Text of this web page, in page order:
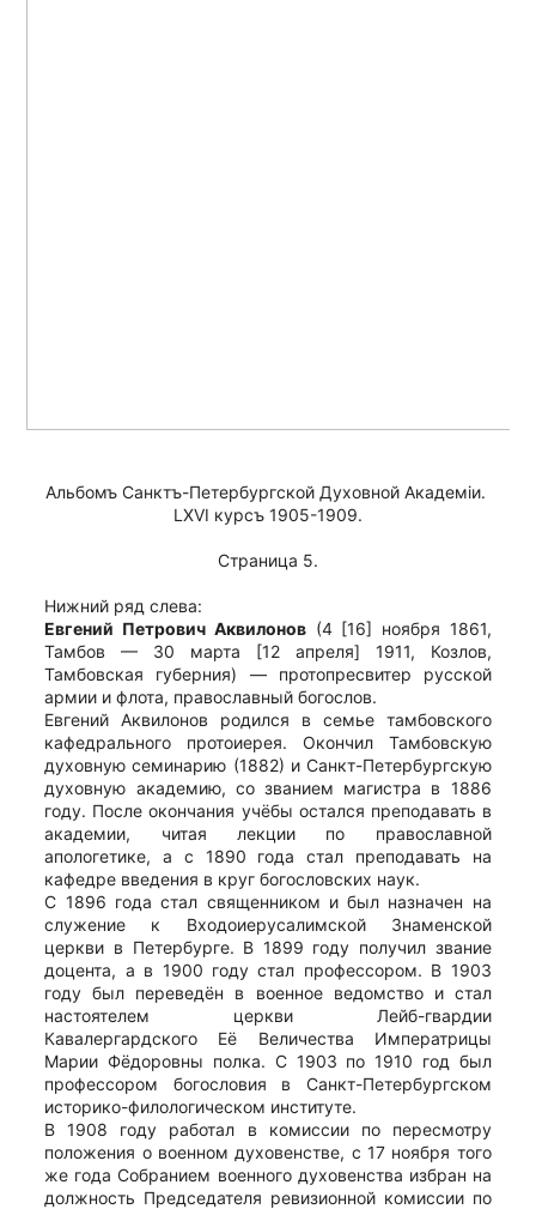
Альбомъ Санктъ-Петербургской Духовной Академiи.
LXVI курсъ 1905-1909.
Страница 5.
Нижний ряд слева:
Евгений Петрович Аквилонов(4 [16] ноября 1861,
Тамбов — 30 марта [12 апреля] 1911, Козлов,
Тамбовская губерния) — протопресвитер русской
армии и флота, православный богослов.
Евгений Аквилонов родился в семье тамбовского
кафедрального протоиерея. Окончил Тамбовскую
духовную семинарию (1882) и Санкт-Петербургскую
духовную академию, со званием магистра в 1886
году. После окончания учёбы остался преподавать в
академии, читая лекции по православной
апологетике, а с 1890 года стал преподавать на
кафедре введения в круг богословских наук.
С 1896 года стал священником и был назначен на
служение к Входоиерусалимской Знаменской
церкви в Петербурге. В 1899 году получил звание
доцента, а в 1900 году стал профессором. В 1903
году был переведён в военное ведомство и стал
настоятелем церкви Лейб-гвардии
Кавалергардского Её Величества Императрицы
Марии Фёдоровны полка. С 1903 по 1910 год был
профессором богословия в Санкт-Петербургском
историко-филологическом институте.
В 1908 году работал в комиссии по пересмотру
положения о военном духовенстве, с 17 ноября того
же года Собранием военного духовенства избран на
должность Председателя ревизионной комиссии по